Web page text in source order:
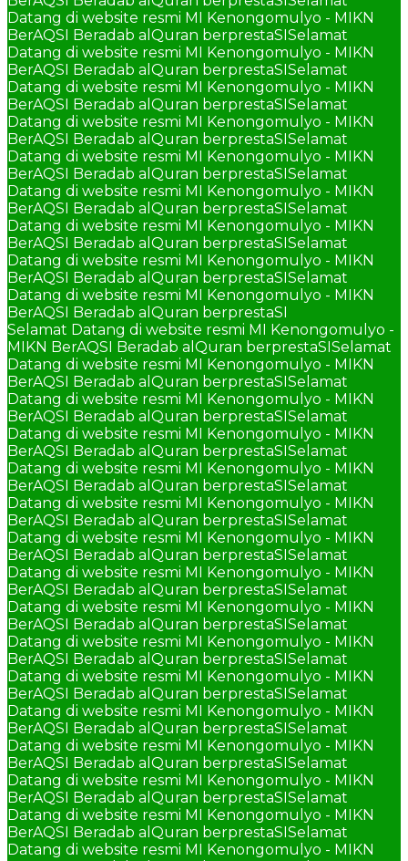
Datang di website resmi MI Kenongomulyo - MIKN
BerAQSI Beradab alQuran berprestaSISelamat
Datang di website resmi MI Kenongomulyo - MIKN
BerAQSI Beradab alQuran berprestaSISelamat
Datang di website resmi MI Kenongomulyo - MIKN
BerAQSI Beradab alQuran berprestaSISelamat
Datang di website resmi MI Kenongomulyo - MIKN
BerAQSI Beradab alQuran berprestaSISelamat
Datang di website resmi MI Kenongomulyo - MIKN
BerAQSI Beradab alQuran berprestaSISelamat
Datang di website resmi MI Kenongomulyo - MIKN
BerAQSI Beradab alQuran berprestaSISelamat
Datang di website resmi MI Kenongomulyo - MIKN
BerAQSI Beradab alQuran berprestaSISelamat
Datang di website resmi MI Kenongomulyo - MIKN
BerAQSI Beradab alQuran berprestaSISelamat
Datang di website resmi MI Kenongomulyo - MIKN
BerAQSI Beradab alQuran berprestaSI
Selamat Datang di website resmi MI Kenongomulyo -
MIKN BerAQSI Beradab alQuran berprestaSISelamat
Datang di website resmi MI Kenongomulyo - MIKN
BerAQSI Beradab alQuran berprestaSISelamat
Datang di website resmi MI Kenongomulyo - MIKN
BerAQSI Beradab alQuran berprestaSISelamat
Datang di website resmi MI Kenongomulyo - MIKN
BerAQSI Beradab alQuran berprestaSISelamat
Datang di website resmi MI Kenongomulyo - MIKN
BerAQSI Beradab alQuran berprestaSISelamat
Datang di website resmi MI Kenongomulyo - MIKN
BerAQSI Beradab alQuran berprestaSISelamat
Datang di website resmi MI Kenongomulyo - MIKN
BerAQSI Beradab alQuran berprestaSISelamat
Datang di website resmi MI Kenongomulyo - MIKN
BerAQSI Beradab alQuran berprestaSISelamat
Datang di website resmi MI Kenongomulyo - MIKN
BerAQSI Beradab alQuran berprestaSISelamat
Datang di website resmi MI Kenongomulyo - MIKN
BerAQSI Beradab alQuran berprestaSISelamat
Datang di website resmi MI Kenongomulyo - MIKN
BerAQSI Beradab alQuran berprestaSISelamat
Datang di website resmi MI Kenongomulyo - MIKN
BerAQSI Beradab alQuran berprestaSISelamat
Datang di website resmi MI Kenongomulyo - MIKN
BerAQSI Beradab alQuran berprestaSISelamat
Datang di website resmi MI Kenongomulyo - MIKN
BerAQSI Beradab alQuran berprestaSISelamat
Datang di website resmi MI Kenongomulyo - MIKN
BerAQSI Beradab alQuran berprestaSISelamat
Datang di website resmi MI Kenongomulyo - MIKN